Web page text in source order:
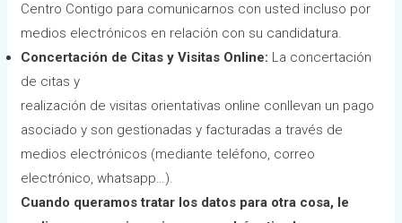
Centro Contigo para comunicarnos con usted incluso por
medios electrónicos en relación con su candidatura.
Concertación de Citas y Visitas Online: La concertación
de citas y
realización de visitas orientativas online conllevan un pago
asociado y son gestionadas y facturadas a través de
medios electrónicos (mediante teléfono, correo
electrónico, whatsapp…).
Cuando queramos tratar los datos para otra cosa, le